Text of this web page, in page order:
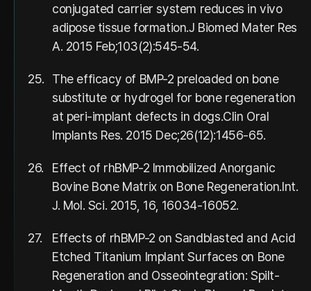
conjugated carrier system reduces in vivo
adipose tissue formation.J Biomed Mater Res
A. 2015 Feb;103(2):545-54.
25.
The efficacy of BMP-2 preloaded on bone
substitute or hydrogel for bone regeneration
at peri-implant defects in dogs.Clin Oral
Implants Res. 2015 Dec;26(12):1456-65.
26.
Effect of rhBMP-2 Immobilized Anorganic
Bovine Bone Matrix on Bone Regeneration.Int.
J. Mol. Sci. 2015, 16, 16034-16052.
27.
Effects of rhBMP-2 on Sandblasted and Acid
Etched Titanium Implant Surfaces on Bone
Regeneration and Osseointegration: Spilt-